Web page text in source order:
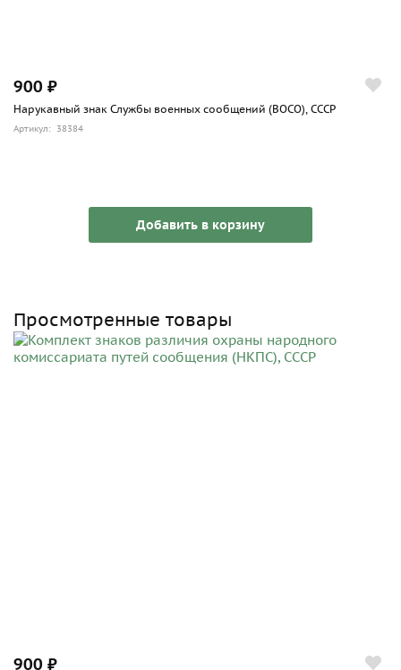
900 ₽
Нарукавный знак Службы военных сообщений (ВОСО), СССР
Артикул: 38384
Добавить в корзину
Просмотренные товары
900 ₽